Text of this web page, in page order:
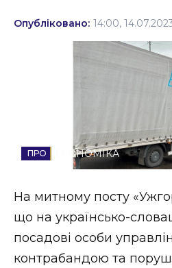
Події
Політика
Стиль життя
Втрачений Ужгород
Опубліковано: 14:00,
ЕКОНОМІКА
На митному посту
що на українсько-
посадові особи
контрабандою та